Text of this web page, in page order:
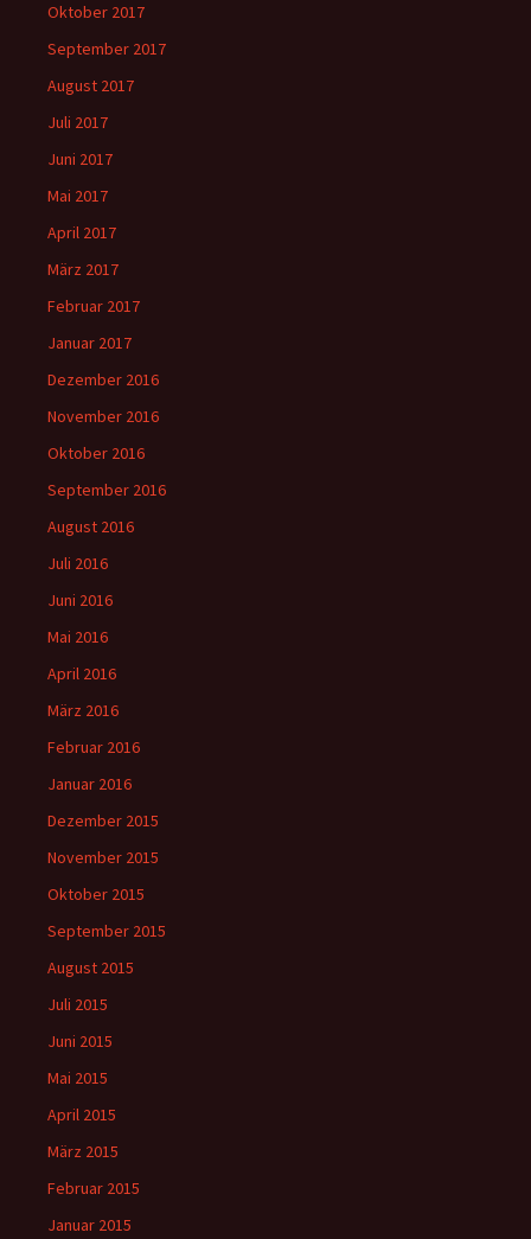
Oktober 2017
September 2017
August 2017
Juli 2017
Juni 2017
Mai 2017
April 2017
März 2017
Februar 2017
Januar 2017
Dezember 2016
November 2016
Oktober 2016
September 2016
August 2016
Juli 2016
Juni 2016
Mai 2016
April 2016
März 2016
Februar 2016
Januar 2016
Dezember 2015
November 2015
Oktober 2015
September 2015
August 2015
Juli 2015
Juni 2015
Mai 2015
April 2015
März 2015
Februar 2015
Januar 2015